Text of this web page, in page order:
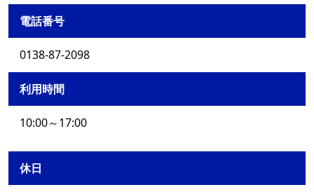
電話番号
0138-87-2098
利用時間
10:00～17:00
休日